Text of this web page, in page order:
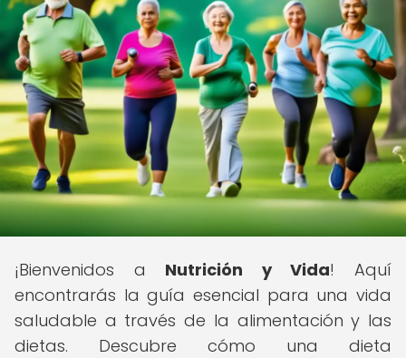
¡Bienvenidos a Nutrición y Vida! Aquí
encontrarás la guía esencial para una vida
saludable a través de la alimentación y las
dietas. Descubre cómo una dieta